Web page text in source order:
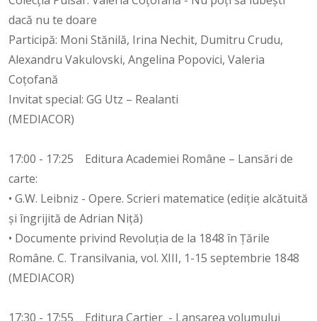
dacă nu te doare
Participă: Moni Stănilă, Irina Nechit, Dumitru Crudu,
Alexandru Vakulovski, Angelina Popovici, Valeria
Coțofană
Invitat special: GG Utz – Realanti
(MEDIACOR)
17:00 - 17:25 Editura Academiei Române – Lansări de
carte:
• G.W. Leibniz - Opere. Scrieri matematice (ediție alcătuită
și îngrijită de Adrian Niță)
• Documente privind Revoluția de la 1848 în Țările
Române. C. Transilvania, vol. XIII, 1-15 septembrie 1848
(MEDIACOR)
17:30 - 17:55 Editura Cartier - Lansarea volumului